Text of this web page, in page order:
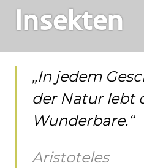
Insekten
„In jedem
der Natur lebt
Wunderbare.“
Aristoteles